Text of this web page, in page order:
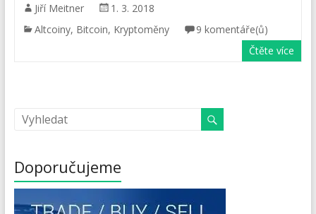
Jiří Meitner
1. 3. 2018
Altcoiny, Bitcoin, Kryptoměny
9 komentáře(ů)
Čtěte více
Doporučujeme